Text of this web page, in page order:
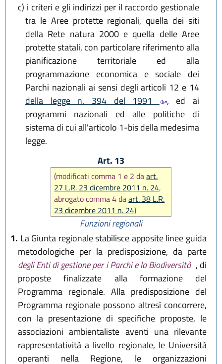
c) i criteri e gli indirizzi per il raccordo gestionale
tra le Aree protette regionali, quella dei siti
della Rete natura 2000 e quella delle Aree
protette statali, con particolare riferimento alla
pianificazione territoriale ed alla
programmazione economica e sociale dei
Parchi nazionali ai sensi degli articoli 12 e 14
della legge n. 394 del 1991
, ed ai
programmi nazionali ed alle politiche di
sistema di cui all'articolo 1-bis della medesima
legge.
Art. 13
(modificati comma 1 e 2 daart.
27 L.R. 23 dicembre 2011 n. 24,
abrogato comma 4 daart. 38 L.R.
23 dicembre 2011 n. 24)
Funzioni regionali
1. La Giunta regionale stabilisce apposite linee guida
metodologiche per la predisposizione, da parte
degli Enti di gestione per i Parchi e la Biodiversità , di
proposte finalizzate alla formazione del
Programma regionale. Alla predisposizione del
Programma regionale possono altresì concorrere,
con la presentazione di specifiche proposte, le
associazioni ambientaliste aventi una rilevante
rappresentatività a livello regionale, le Università
operanti nella Regione, le organizzazioni